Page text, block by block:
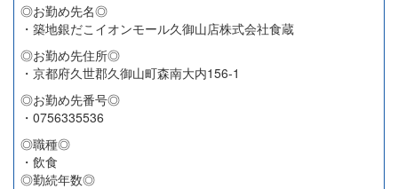
◎お勤め先名◎
・築地銀だこイオンモール久御山店株式会社食蔵
◎お勤め先住所◎
・京都府久世郡久御山町森南大内156-1
◎お勤め先番号◎
・0756335536
◎職種◎
・飲食
◎勤続年数◎